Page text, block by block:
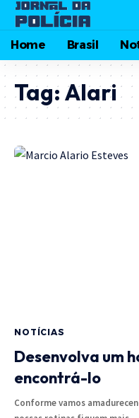
Home Brasil
Tag: Alari
NOTÍCIAS
Desenvolva um
encontrá-lo
Conforme vamos